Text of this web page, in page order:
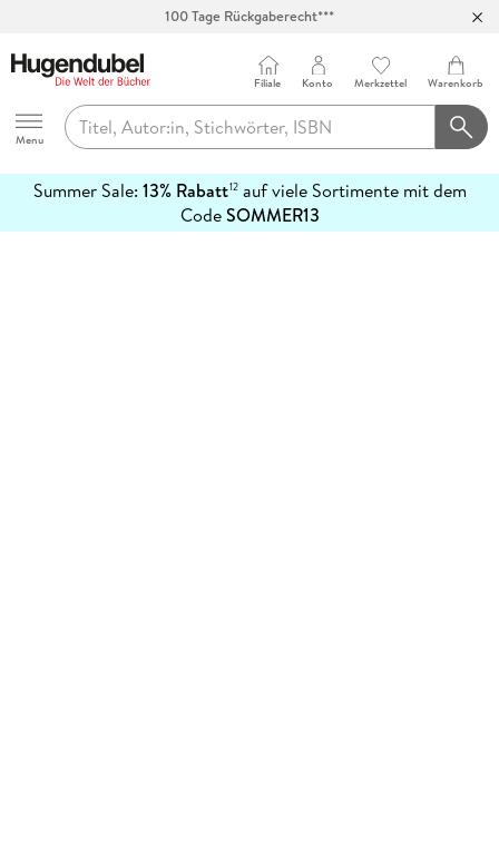
100 Tage Rückgaberecht***
Hugendubel
Menu
Filiale Konto Merkzettel Warenkorb
Summer Sale: 13% Rabatt12auf viele Sortimente mit dem
CodeSOMMER13
erfahren